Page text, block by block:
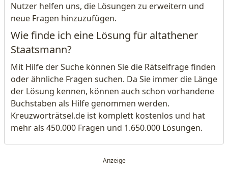
Nutzer helfen uns, die Lösungen zu erweitern und
neue Fragen hinzuzufügen.
Wie finde ich eine Lösung für altathener
Staatsmann?
Mit Hilfe der Suche können Sie die Rätselfrage finden
oder ähnliche Fragen suchen. Da Sie immer die Länge
der Lösung kennen, können auch schon vorhandene
Buchstaben als Hilfe genommen werden.
Kreuzworträtsel.de ist komplett kostenlos und hat
mehr als 450.000 Fragen und 1.650.000 Lösungen.